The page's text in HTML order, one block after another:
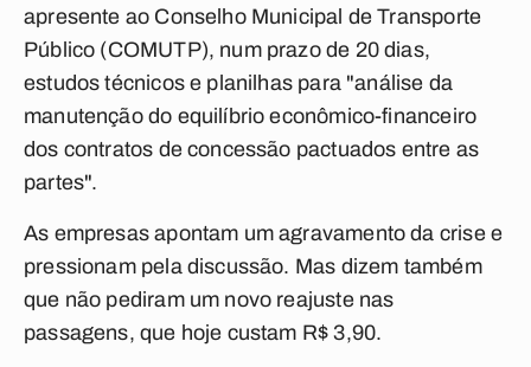
apresente ao Conselho Municipal de Transporte
Público (COMUTP), num prazo de 20 dias,
estudos técnicos e planilhas para "análise da
manutenção do equilíbrio econômico-financeiro
dos contratos de concessão pactuados entre as
partes".
As empresas apontam um agravamento da crise e
pressionam pela discussão. Mas dizem também
que não pediram um novo reajuste nas
passagens, que hoje custam R$ 3,90.